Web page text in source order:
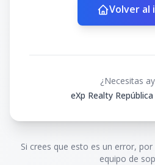
Volver al
¿Necesitas
eXp Realty
Si crees que esto es un error,
equipo de